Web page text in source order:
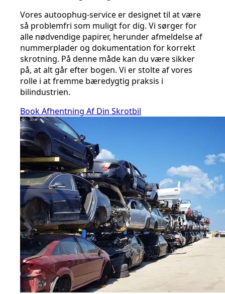
Vores autoophug-service er designet til at være
så problemfri som muligt for dig. Vi sørger for
alle nødvendige papirer, herunder afmeldelse af
nummerplader og dokumentation for korrekt
skrotning. På denne måde kan du være sikker
på, at alt går efter bogen. Vi er stolte af vores
rolle i at fremme bæredygtig praksis i
bilindustrien.
Book Afhentning Af Din Skrotbil